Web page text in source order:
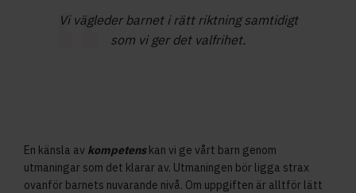
Vi vägleder barnet i rätt riktning samtidigt
som vi ger det valfrihet.
En känsla av kompetenskan vi ge vårt barn genom
utmaningar som det klarar av. Utmaningen bör ligga strax
ovanför barnets nuvarande nivå. Om uppgiften är alltför lätt